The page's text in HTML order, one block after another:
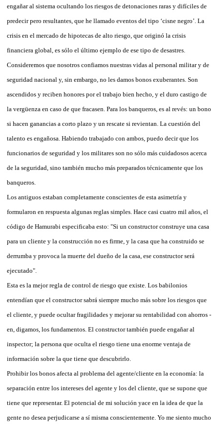
engañar al sistema ocultando los riesgos de detonaciones raras y difíciles de
predecir pero resultantes, que he llamado eventos del tipo ‘cisne negro’. La
crisis en el mercado de hipotecas de alto riesgo, que originó la crisis
financiera global, es sólo el último ejemplo de ese tipo de desastres.
Consideremos que nosotros confiamos nuestras vidas al personal militar y de
seguridad nacional y, sin embargo, no les damos bonos exuberantes. Son
ascendidos y reciben honores por el trabajo bien hecho, y el duro castigo de
la vergüenza en caso de que fracasen. Para los banqueros, es al revés: un bono
si hacen ganancias a corto plazo y un rescate si revientan. La cuestión del
talento es engañosa. Habiendo trabajado con ambos, puedo decir que los
funcionarios de seguridad y los militares son no sólo más cuidadosos acerca
de la seguridad, sino también mucho más preparados técnicamente que los
banqueros.
Los antiguos estaban completamente conscientes de esta asimetría y
formularon en respuesta algunas reglas simples. Hace casi cuatro mil años, el
código de Hamurabi especificaba esto: "Si un constructor construye una casa
para un cliente y la construcción no es firme, y la casa que ha construido se
derrumba y provoca la muerte del dueño de la casa, ese constructor será
ejecutado".
Esta es la mejor regla de control de riesgo que existe. Los babilonios
entendían que el constructor sabrá siempre mucho más sobre los riesgos que
el cliente, y puede ocultar fragilidades y mejorar su rentabilidad con ahorros -
en, digamos, los fundamentos. El constructor también puede engañar al
inspector; la persona que oculta el riesgo tiene una enorme ventaja de
información sobre la que tiene que descubrirlo.
Prohibir los bonos afecta al problema del agente/cliente en la economía: la
separación entre los intereses del agente y los del cliente, que se supone que
tiene que representar. El potencial de mi solución yace en la idea de que la
gente no desea perjudicarse a sí misma conscientemente. Yo me siento mucho